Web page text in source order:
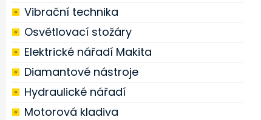
Vibrační technika
Osvětlovací stožáry
Elektrické nářadí Makita
Diamantové nástroje
Hydraulické nářadí
Motorová kladiva